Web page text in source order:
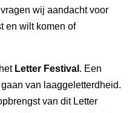
wij aandacht voor
en wilt komen of
Letter Festival . Een
van laaggeletterdheid.
van dit Letter